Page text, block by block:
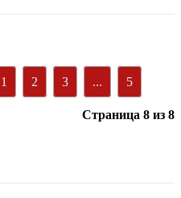
1 2 3 ... 5
Страница 8 из 8